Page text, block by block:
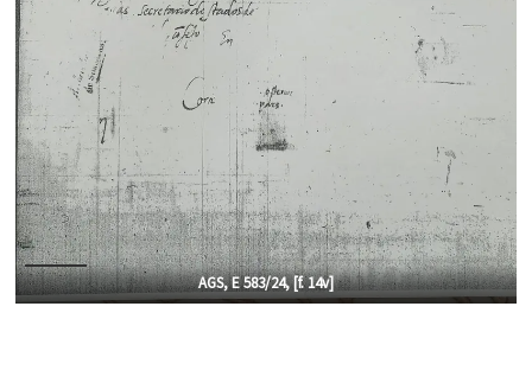
AGS, E 583/24, [f.14v]